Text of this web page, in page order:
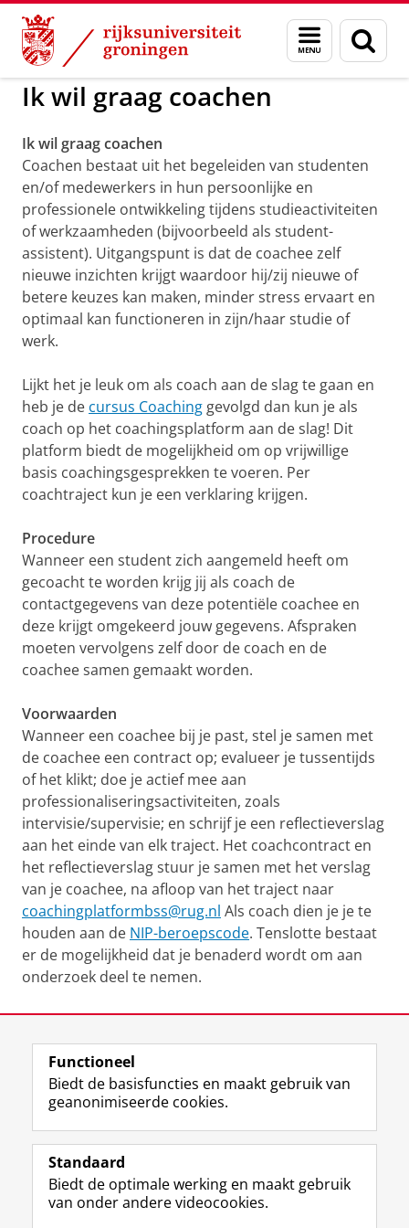
Skip
Content
Skip
Navigation
Menu
en
zoeken
GMW Coaching Platform Ik wil graag coachen
Ik wil graag coachen
Ik wil graag coachen
Coachen bestaat uit het begeleiden van studenten
en/of medewerkers in hun persoonlijke en
professionele ontwikkeling tijdens studieactiviteiten
of werkzaamheden (bijvoorbeeld als student-
assistent). Uitgangspunt is dat de coachee zelf
nieuwe inzichten krijgt waardoor hij/zij nieuwe of
betere keuzes kan maken, minder stress ervaart en
optimaal kan functioneren in zijn/haar studie of
werk.
Lijkt het je leuk om als coach aan de slag te gaan en
heb je de cursus Coaching gevolgd dan kun je als
coach op het coachingsplatform aan de slag! Dit
platform biedt de mogelijkheid om op vrijwillige
basis coachingsgesprekken te voeren. Per
coachtraject kun je een verklaring krijgen.
Procedure
Wanneer een student zich aangemeld heeft om
gecoacht te worden krijg jij als coach de
contactgegevens van deze potentiële coachee en
deze krijgt omgekeerd jouw gegevens. Afspraken
moeten vervolgens zelf door de coach en de
coachee samen gemaakt worden.
Voorwaarden
Wanneer een coachee bij je past, stel je samen met
de coachee een contract op; evalueer je tussentijds
of het klikt; doe je actief mee aan
professionaliseringsactiviteiten, zoals
intervisie/supervisie; en schrijf je een reflectieverslag
aan het einde van elk traject. Het coachcontract en
het reflectieverslag stuur je samen met het verslag
van je coachee, na afloop van het traject naar
coachingplatformbss@rug.nl Als coach dien je je te
houden aan de NIP-beroepscode. Tenslotte bestaat
er de mogelijkheid dat je benaderd wordt om aan
onderzoek deel te nemen.
View this page in:English
Volg de RUG
F
a
e
b
L
i
k
e
R
S
-
f
I
n
t
Y
o
T
Studiekiezers
Functioneel
Biedt de basisfuncties en maakt gebruik van
geanonimiseerde cookies.
Standaard
Biedt de optimale werking en maakt gebruik
van onder andere videocookies.